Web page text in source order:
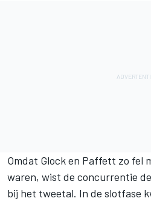
Omdat Glock en Paffett zo fel
waren, wist de concurrentie
bij het tweetal. In de slotfase